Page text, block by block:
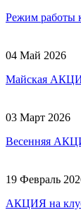
Режим работы
04 Май 2026
Майская
03 Март 2026
Весенняя
19 Февраль
АКЦИЯ на